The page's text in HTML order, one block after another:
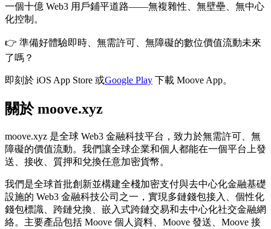
一個十億 Web3 用戶鋪平道路——無複雜性、無壁壘、無中心
化控制。
👉 準備好體驗即時、無需許可、無障礙的數位價值流動未來
了嗎？
即刻於 iOS App Store 或Google Play 下載 Moove App。
關於 moove.xyz
moove.xyz 是全球 Web3 金融科技平台，致力於無需許可、無
障礙的價值流動。我們讓全球企業和個人都能在一個平台上發
送、接收、質押和兌換任意加密貨幣。
我們是全球首批創新並構建全棧加密支付與去中心化金融基礎
設施的 Web3 金融科技公司之一，實現多鏈錢包接入、個性化
錢包標識、跨鏈兌換、嵌入式跨鏈交易和去中心化社交金融網
絡。主要產品包括 Moove 個人資料、Moove 發送、Moove 接